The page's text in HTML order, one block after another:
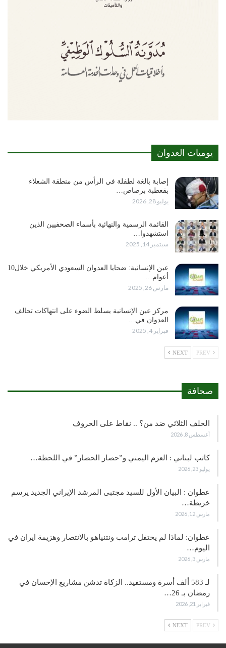
يوميات العدوان
إصابة بالغة لطفلة في الرأس من منطقة الشعلاء
بقعطبة برصاص…
يوليو 28, 2026
القائمة الرسمية والنهائية بأسماء الصحفيين الذين
استشهدوا…
سبتمبر 14, 2025
عين الإنسانية: ضحايا العدوان السعودي الأمريكي خلال10
أعوام…
مارس 26, 2025
مركز عين الإنسانية يسلط الضوء على انتهاكات تحالف
العدوان في…
فبراير 4, 2025
NEXT
صحافة
الحلف الثلاثي ضد من؟ .. نقاط على الحروف
أغسطس 8, 2026
كاتب لبناني : العزم اليمني و”حصار الحصار” في اللحظة…
يوليو 23, 2026
عطوان : البيان الأول للسيد مجتبى المرشد الإيراني الجديد يرسم
خريطة…
مارس 12, 2026
عطوان: لماذا لم يحتفل ترامب ونتنياهو بالانتصار وهزيمة ايران في
اليوم…
مارس 3, 2026
لـ 583 ألف أسرة ومستفيد.. الزكاة تدشن مشاريع الإحسان في
رمضان بـ 26…
فبراير 21, 2026
NEXT